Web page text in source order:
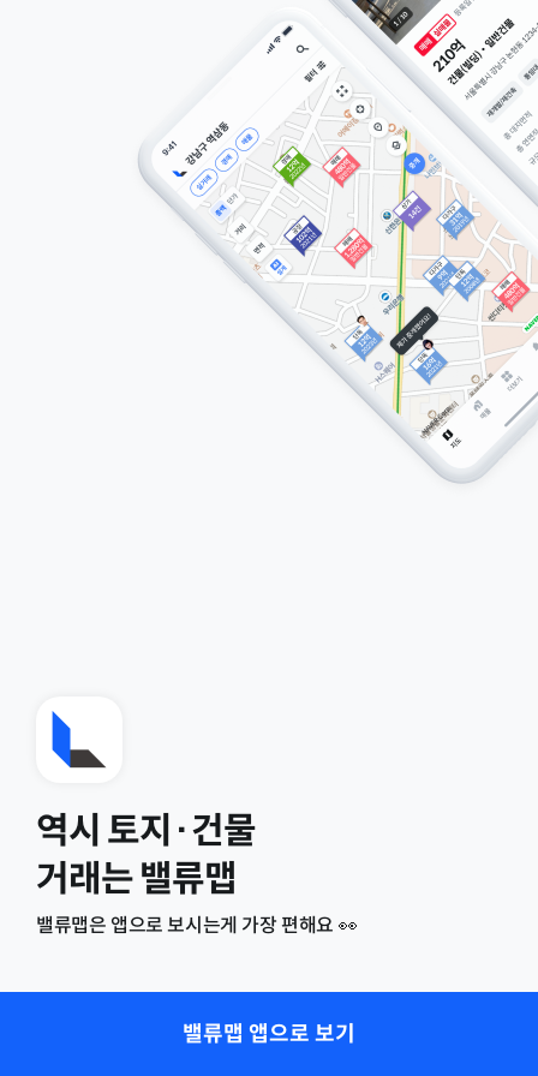
역시 토지·건물
거래는 밸류맵
밸류맵은 앱으로 보시는게 가장 편해요 👀
밸류맵 앱으로 보기